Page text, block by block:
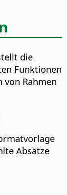
die
Funktionen
Rahmen
Absätze